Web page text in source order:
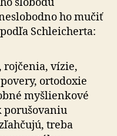
ho mučiť
Schleicherta:
rojčenia, vízie,
ortodoxie
myšlienkové
porušovaniu
treba